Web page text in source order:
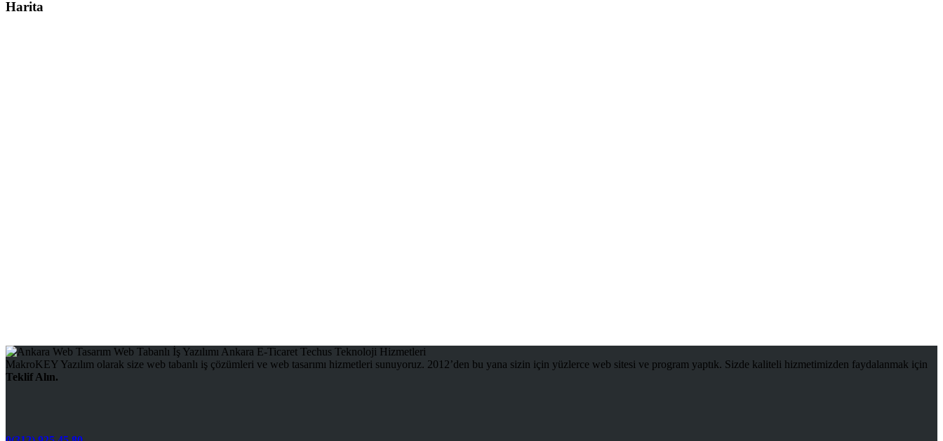
Harita
MakroKEY Yazılım olarak size web tabanlı iş çözümleri ve web tasarımı hizmetleri sunuyoruz. 2012’den bu yana sizin için yüzlerce web sitesi ve program yaptık. Sizde kaliteli hizmetimizden faydalanmak için
Teklif Alın.